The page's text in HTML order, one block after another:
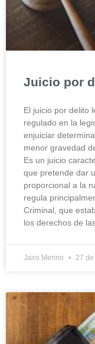
Juicio por
El juicio por delito
regulado en la
enjuiciar
menor gravedad
Es un juicio
que pretende dar
proporcional a la
regula
Criminal, que
los derechos de
Jairo Merino 27